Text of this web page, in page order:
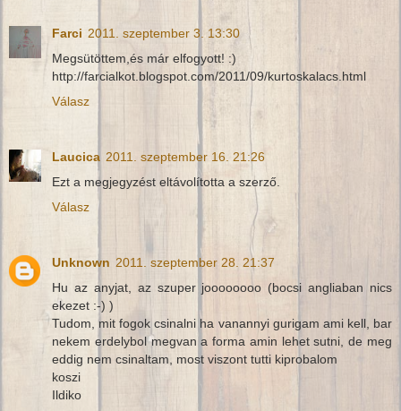
Farci 2011. szeptember 3. 13:30
Megsütöttem,és már elfogyott! :)
http://farcialkot.blogspot.com/2011/09/kurtoskalacs.html
Válasz
Laucica 2011. szeptember 16. 21:26
Ezt a megjegyzést eltávolította a szerző.
Válasz
Unknown 2011. szeptember 28. 21:37
Hu az anyjat, az szuper joooooooo (bocsi angliaban nics
ekezet :-) )
Tudom, mit fogok csinalni ha vanannyi gurigam ami kell, bar
nekem erdelybol megvan a forma amin lehet sutni, de meg
eddig nem csinaltam, most viszont tutti kiprobalom
koszi
Ildiko